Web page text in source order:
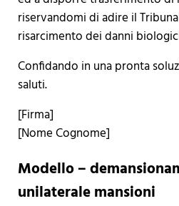
riservandomi di adire il
risarcimento dei danni
Confidando in una pronta
saluti.
[Firma]
[Nome Cognome]
Modello –
unilaterale mansioni